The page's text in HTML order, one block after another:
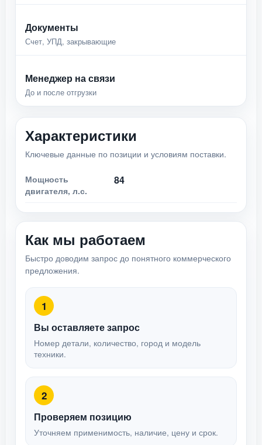
Документы
Счет, УПД, закрывающие
Менеджер на связи
До и после отгрузки
Характеристики
Ключевые данные по позиции и условиям поставки.
Мощность
двигателя, л.с.
84
Как мы работаем
Быстро доводим запрос до понятного коммерческого
предложения.
1
Вы оставляете запрос
Номер детали, количество, город и модель
техники.
2
Проверяем позицию
Уточняем применимость, наличие, цену и срок.